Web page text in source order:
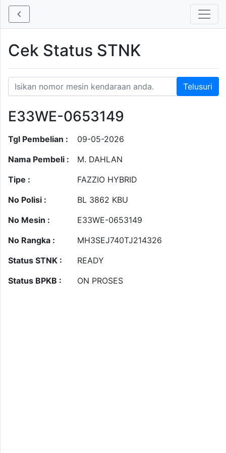
Cek Status STNK
E33WE-0653149
Tgl Pembelian :
09-05-2026
Nama Pembeli :
M. DAHLAN
Tipe :
FAZZIO HYBRID
No Polisi :
BL 3862 KBU
No Mesin :
E33WE-0653149
No Rangka :
MH3SEJ740TJ214326
Status STNK :
READY
Status BPKB :
ON PROSES